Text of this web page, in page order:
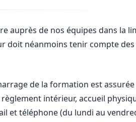
auprès de nos équipes dans la
doit néanmoins tenir compte
de la formation est
intérieur, accueil
et téléphone (du lundi au